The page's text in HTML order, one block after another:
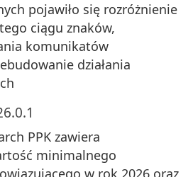
pojawiło się rozróżnienie
ciągu znaków,
komunikatów
działania
PPK zawiera
minimalnego